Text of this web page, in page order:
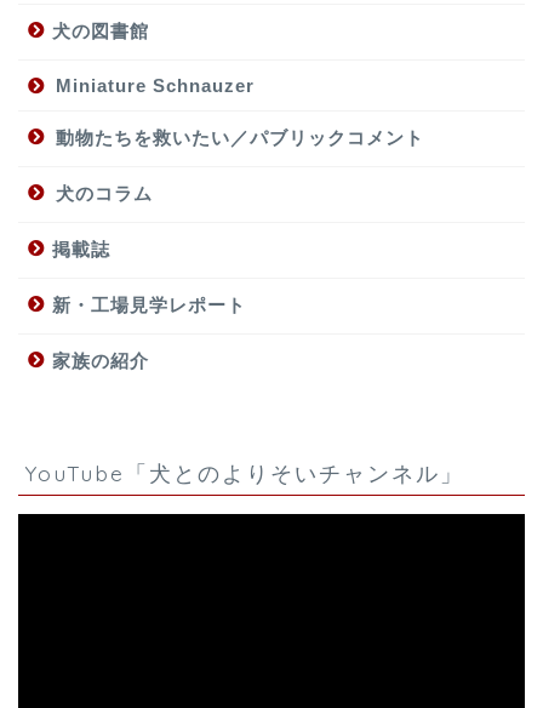
犬の図書館
Miniature Schnauzer
動物たちを救いたい／パブリックコメント
犬のコラム
掲載誌
新・工場見学レポート
家族の紹介
YouTube「犬とのよりそいチャンネル」